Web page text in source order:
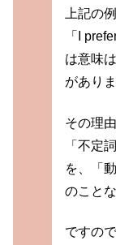
上記の
「I
は意味
がありま
その理
「不定
を、「
のこと
ですの